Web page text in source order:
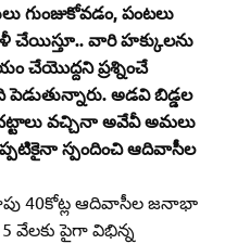
గుంజుకోవడం, పంటలు
వారి హక్కులను
చేయొద్దని ప్రశ్నించే
పెడుతున్నారు. అడవి బిడ్డల
వచ్చినా అవేవీ అమలు
స్పందించి ఆదివాసీల
40కోట్ల ఆదివాసీల జనాభా
వేలకు పైగా విభిన్న